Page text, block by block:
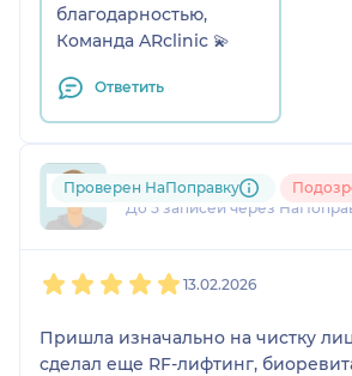
благодарностью,
Команда ARclinic 💫
Ответить
+7xxxxxxxx89
До 5 записей через
Проверен НаПоправку
13.02.2026
Пришла изначально на чистку
сделал еще RF-лифтинг,